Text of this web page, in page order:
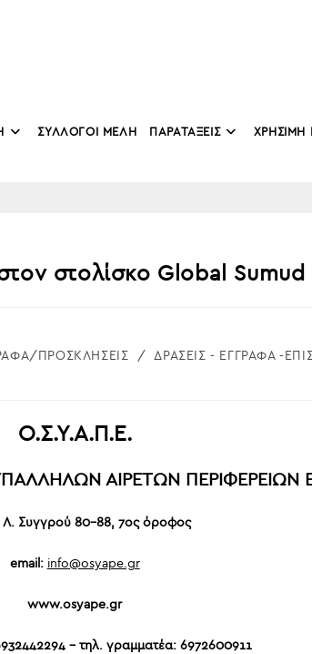
ΣΥΛΛΟΓΟΙ ΜΕΛΗ ΠΑΡΑΤΑΞΕΙΣ ΧΡΗΣΙΜΗ
στολίσκο Global
ΠΡΟΣΚΛΗΣΕΙΣ / ΔΡΑΣΕΙΣ - ΕΓΓΡΑΦΑ -
Ο.Σ.Υ.Α.Π.Ε.
ΑΙΡΕΤΩΝ ΠΕΡΙΦΕΡΕΙΩΝ
Συγγρού 80-88, 7ος όροφος
email: info@osyape.gr
www.osyape.gr
– τηλ. γραμματέα: 6972600911